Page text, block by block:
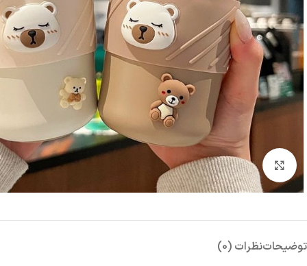
بزرگنمایی تصویر
توضیحاتنظرات (0)